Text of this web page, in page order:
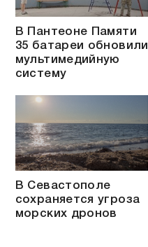
В Пантеоне Памяти
35 батареи обновили
мультимедийную
систему
В Севастополе
сохраняется угроза
морских дронов